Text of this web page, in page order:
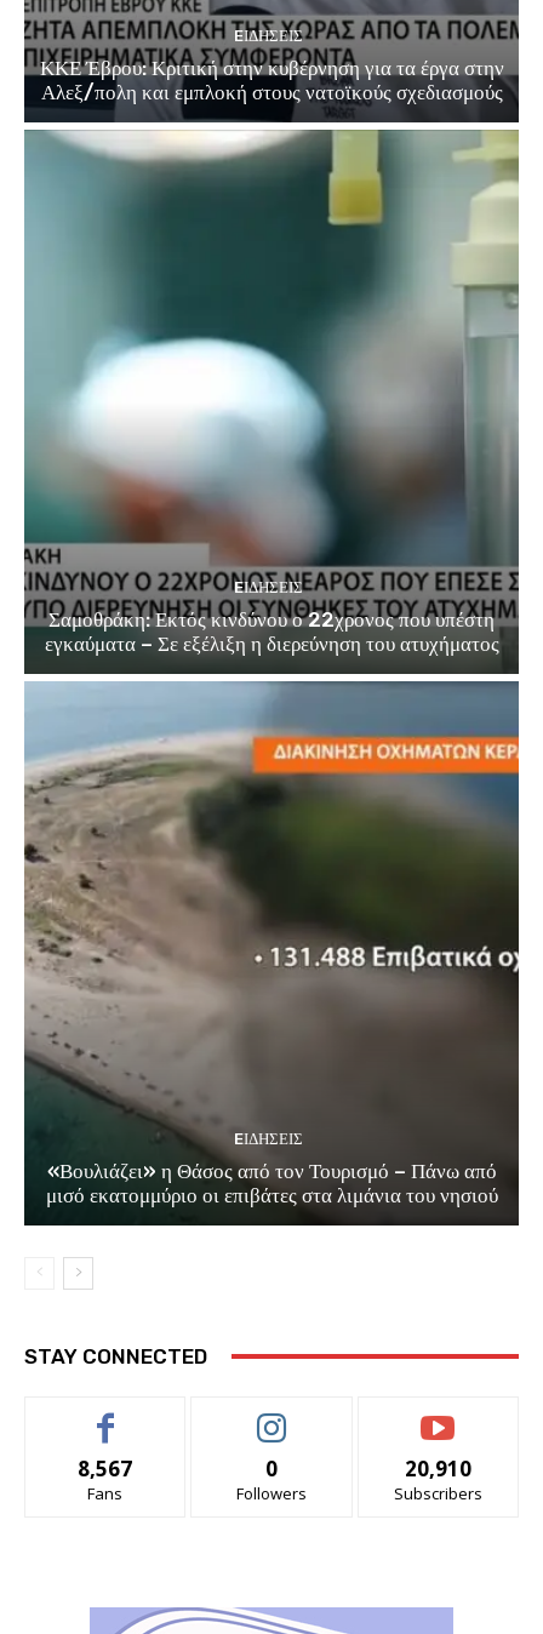
EΙΔΗΣΕΙΣ
ΚΚΕ Έβρου: Κριτική στην κυβέρνηση για τα έργα στην
Αλεξ/πολη και εμπλοκή στους νατοϊκούς σχεδιασμούς
EΙΔΗΣΕΙΣ
Σαμοθράκη: Εκτός κινδύνου ο 22χρονος που υπέστη
εγκαύματα – Σε εξέλιξη η διερεύνηση του ατυχήματος
EΙΔΗΣΕΙΣ
«Βουλιάζει» η Θάσος από τον Τουρισμό – Πάνω από
μισό εκατομμύριο οι επιβάτες στα λιμάνια του νησιού
STAY CONNECTED
8,567
Fans
0
Followers
20,910
Subscribers